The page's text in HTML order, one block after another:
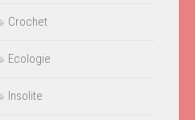
Crochet
Ecologie
Insolite